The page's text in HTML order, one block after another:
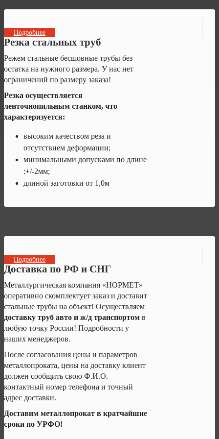
Подробнее
Резка стальных труб
Режем стальные бесшовные трубы без
остатка на нужного размера. У нас нет
ограничений по размеру заказа!
Резка осуществляется
ленточнопильным станком, что
характеризуется:
высоким качеством реза и
отсутствием деформации;
минимальными допусками по длине
:+/-2мм;
длиной заготовки от 1,0м
Подробнее
Доставка по РФ и СНГ
Металлургическая компания «НОРМЕТ»
оперативно скомплектует заказ и доставит
стальные трубы на объект! Осуществляем
доставку труб авто и ж/д транспортом в
любую точку России! Подробности у
наших менеджеров.
После согласования цены и параметров
металлопроката, цены на доставку клиент
должен сообщить свою Ф.И.О.
контактный номер телефона и точный
адрес доставки.
Доставим металлопрокат в кратчайшие
сроки по УРФО!